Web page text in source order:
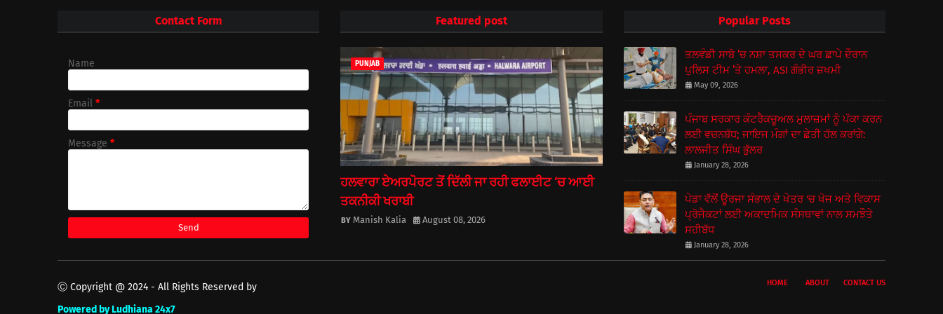
Contact Form
Name
Email *
Message *
Featured post
PUNJAB
ਹਲਵਾਰਾ ਏਅਰਪੋਰਟ ਤੋਂ ਦਿੱਲੀ ਜਾ ਰਹੀ ਫਲਾਈਟ ‘ਚ ਆਈ
ਤਕਨੀਕੀ ਖਰਾਬੀ
Manish Kalia August 08, 2026
Popular Posts
ਤਲਵੰਡੀ ਸਾਬੋ ’ਚ ਨਸ਼ਾ ਤਸਕਰ ਦੇ ਘਰ ਛਾਪੇ ਦੌਰਾਨ
ਪੁਲਿਸ ਟੀਮ ’ਤੇ ਹਮਲਾ, ASI ਗੰਭੀਰ ਜ਼ਖਮੀ
May 09, 2026
ਪੰਜਾਬ ਸਰਕਾਰ ਕੰਟਰੈਕਚੂਅਲ ਮੁਲਾਜ਼ਮਾਂ ਨੂੰ ਪੱਕਾ ਕਰਨ
ਲਈ ਵਚਨਬੱਧ; ਜਾਇਜ ਮੰਗਾਂ ਦਾ ਛੇਤੀ ਹੱਲ ਕਰਾਂਗੇ:
ਲਾਲਜੀਤ ਸਿੰਘ ਭੁੱਲਰ
January 28, 2026
ਪੇਡਾ ਵੱਲੋਂ ਊਰਜਾ ਸੰਭਾਲ ਦੇ ਖੇਤਰ 'ਚ ਖੋਜ ਅਤੇ ਵਿਕਾਸ
ਪ੍ਰੋਜੈਕਟਾਂ ਲਈ ਅਕਾਦਮਿਕ ਸੰਸਥਾਵਾਂ ਨਾਲ ਸਮਝੌਤੇ
ਸਹੀਬੱਧ
January 28, 2026
HOME ABOUT CONTACT US
Ⓒ Copyright @ 2024 - All Rights Reserved by
Powered by Ludhiana 24x7